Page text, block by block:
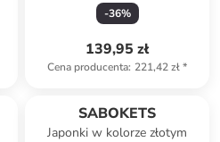
-36%
139,95 zł
Cena producenta: 221,42 zł*
SABOKETS
Japonki w kolorze złotym